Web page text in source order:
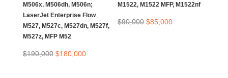
M506x, M506dh, M506n;
LaserJet Enterprise Flow
M527, M527c, M527dn, M527f,
M527z, MFP M52
$190,000 El
$180,000El
M1522, M1522 MFP, M1522nf
$90,000 El
$85,000El